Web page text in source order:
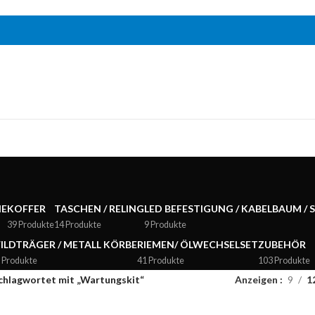
KOFFER
39 Produkte
TASCHEN / RELING
14 Produkte
LED BEFESTIGUNG / KABELBAUM /
9 Produkte
/ METALL KÖRBE
Produkte
RIEMEN/ ÖLWECHSELSET
41 Produkte
ZUBEHÖR
103 Produkte
mit „Wartungskit“ Anzeigen 9